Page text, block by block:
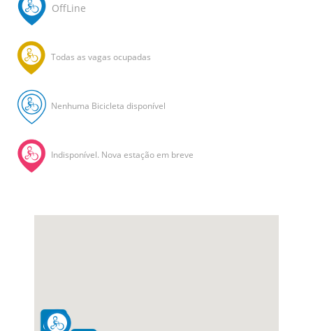
OffLine
Todas as vagas ocupadas
Nenhuma Bicicleta disponível
Indisponível. Nova estação em breve